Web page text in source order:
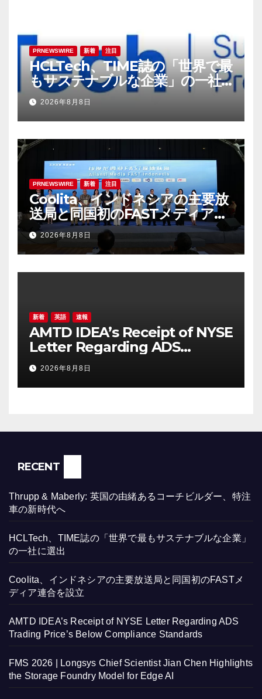
PRNEWSWIRE 新着 注目
HCLTech、TIME誌の「世界で最
もサステナブルな企業」の一社
に選出
2026年8月8日
PRNEWSWIRE 新着 注目
Coolita、インドネシアの主要放
送局と同国初のFASTメディア連
合を設立
2026年8月8日
新着 英語 速報
AMTD IDEA’s Receipt of NYSE
Letter Regarding ADS
Trading Price’s Below
Compliance Standards
2026年8月8日
RECENT
Thrupp & Maberly: 英国の由緒あるコーチビルダー、特注
車の新時代へ
HCLTech、TIME誌の「世界で最もサステナブルな企業」
の一社に選出
Coolita、インドネシアの主要放送局と同国初のFASTメ
ディア連合を設立
AMTD IDEA’s Receipt of NYSE Letter Regarding ADS
Trading Price’s Below Compliance Standards
FMS 2026 | Longsys Chief Scientist Jian Chen Highlights
the Storage Foundry Model for Edge AI